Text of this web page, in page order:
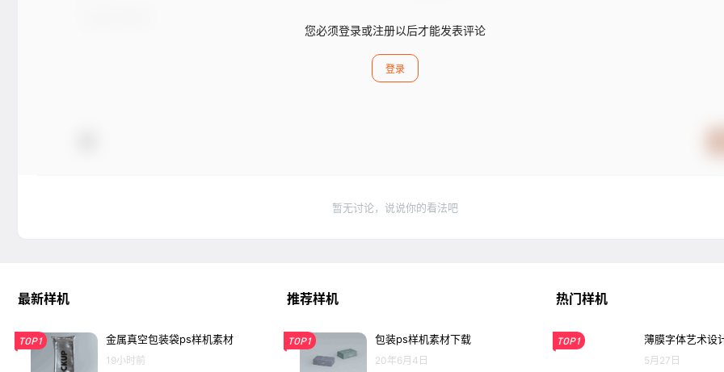
您必须登录或注册以后才能发表评论
登录
暂无讨论，说说你的看法吧
最新样机
TOP1 金属真空包装袋ps样机素材
19小时前
推荐样机
TOP1 包装ps样机素材下载
20年6月4日
热门样机
TOP1 薄膜字体艺术设
5月27日